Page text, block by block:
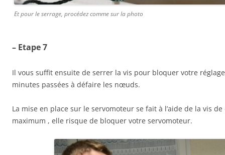
Et pour le serrage, procédez comme sur la photo
– Etape 7
Il vous suffit ensuite de serrer la vis pour bloquer votre
minutes passées à défaire les nœuds.
La mise en place sur le servomoteur se fait à l’aide de la vis
maximum , elle risque de bloquer votre servomoteur.